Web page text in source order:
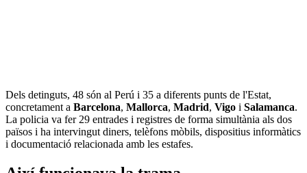
Dels detinguts, 48 són al Perú i 35 a diferents punts de l'Estat,
concretament a Barcelona, Mallorca, Madrid, Vigo i Salamanca.
La policia va fer 29 entrades i registres de forma simultània als dos
països i ha intervingut diners, telèfons mòbils, dispositius informàtics
i documentació relacionada amb les estafes.